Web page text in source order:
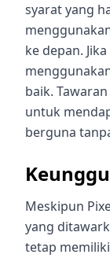
syarat yang
ke depan.
baik.
untuk
berguna
Meskipun
yang
tetap